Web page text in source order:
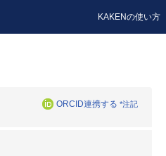
KAKENの使い方
ORCID連携する *注記